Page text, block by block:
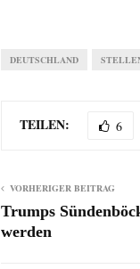
DEUTSCHLAND
TEILEN: 6
VORHERIGER BEITRAG
Trumps
werden